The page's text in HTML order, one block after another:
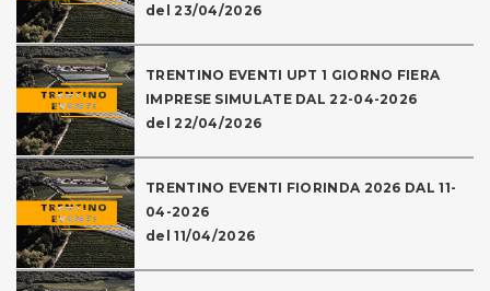
del 23/04/2026
TRENTINO EVENTI UPT 1 GIORNO FIERA
IMPRESE SIMULATE DAL 22-04-2026
del 22/04/2026
TRENTINO EVENTI FIORINDA 2026 DAL 11-
04-2026
del 11/04/2026